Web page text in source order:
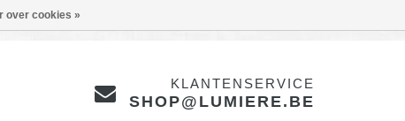
KLANTENSERVICE
SHOP@LUMIERE.BE
over cookies »